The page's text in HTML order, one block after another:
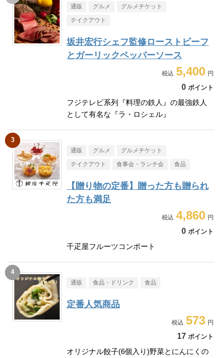
通販 グルメ グルメチケット
テイクアウト
坂井宏行シェフ監修ローストビーフ
とガーリックペッパーソース
5,400
0 ポイント
フジテレビ系列『料理の鉄人』の最強鉄人
として有名な『ラ・ロシェル』
通販 グルメ グルメチケット
テイクアウト 食事会・ランチ会 食品
【贈り物の定番】贈った方も贈られ
た方も満足
4,860
0 ポイント
千疋屋フルーツコンポート
通販 食品・ドリンク 食品
定番人気商品
573
17 ポイント
オリジナル餃子(6個入り)野菜とにんにくの